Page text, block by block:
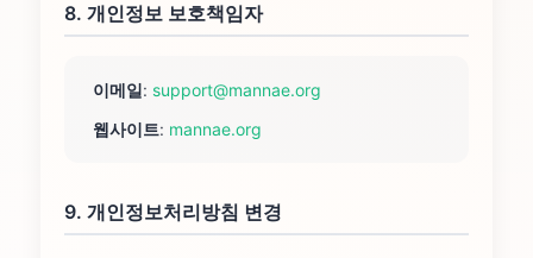
8. 개인정보 보호책임자
이메일: support@mannae.org
웹사이트: mannae.org
9. 개인정보처리방침 변경